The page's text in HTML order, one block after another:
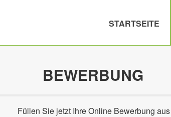
STARTSEITE
BEWERBUNG
Füllen Sie jetzt Ihre Online Bewerbung aus